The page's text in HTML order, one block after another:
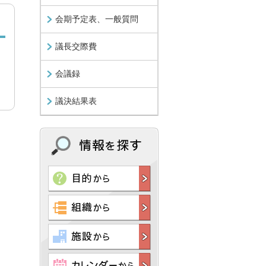
会期予定表、一般質問
議長交際費
会議録
議決結果表